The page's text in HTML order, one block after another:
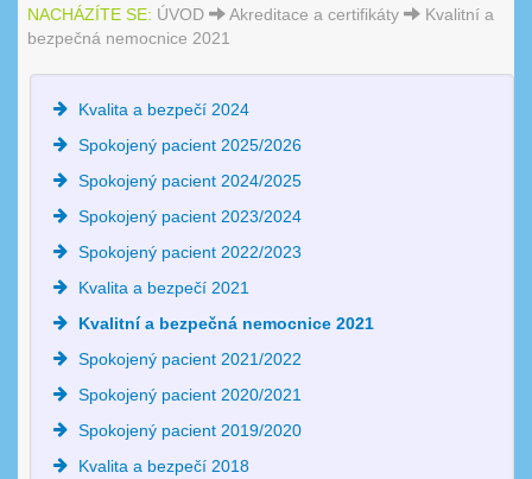
NACHÁZÍTE SE: ÚVOD Akreditace a certifikáty
Kvalitní a
bezpečná nemocnice 2021
Kvalita a bezpečí 2024
Spokojený pacient 2025/2026
Spokojený pacient 2024/2025
Spokojený pacient 2023/2024
Spokojený pacient 2022/2023
Kvalita a bezpečí 2021
Kvalitní a bezpečná nemocnice 2021
Spokojený pacient 2021/2022
Spokojený pacient 2020/2021
Spokojený pacient 2019/2020
Kvalita a bezpečí 2018